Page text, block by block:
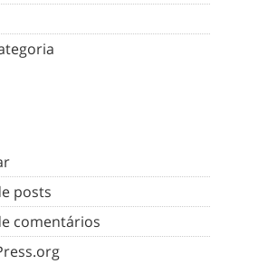
posts
comentários